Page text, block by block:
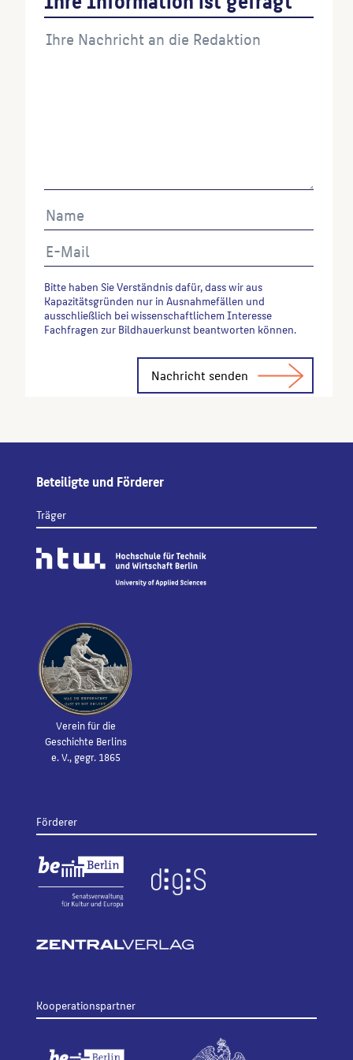
verwenden möchten, zitieren Sie bitte wie folgt:
Abrufes.
Bitte haben Sie Verständnis dafür, dass wir aus
Kapazitätsgründen nur in Ausnahmefällen und
ausschließlich bei wissenschaftlichem Interesse
Fachfragen zur Bildhauerkunst beantworten können.
Beteiligte und Förderer
Träger
Verein für die
Geschichte Berlins
e. V., gegr. 1865
Förderer
Kooperationspartner